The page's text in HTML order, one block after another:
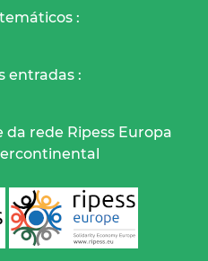
:
entradas :
rede Ripess Europa